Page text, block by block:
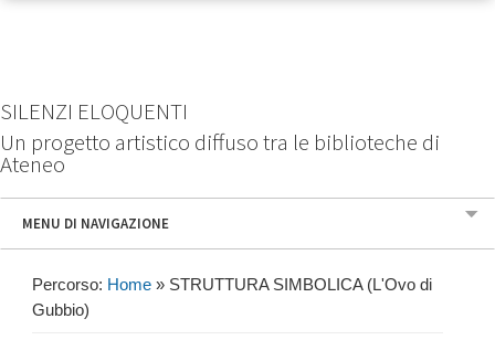
SILENZI ELOQUENTI
Un progetto artistico diffuso tra le biblioteche di
Ateneo
MENU DI NAVIGAZIONE
Percorso: Home » STRUTTURA SIMBOLICA (L'Ovo di
Gubbio)